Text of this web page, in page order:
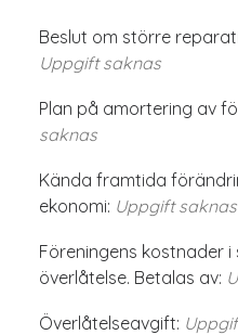
Beslut om större
Uppgift saknas
Plan på amortering av
saknas
Kända framtida
ekonomi: Uppgift saknas
Föreningens kostnader
överlåtelse. Betalas av:
Överlåtelseavgift: